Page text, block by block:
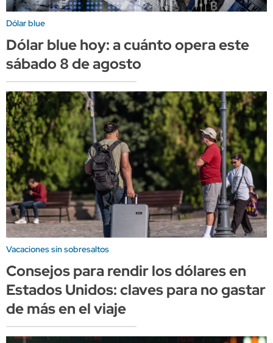
Dólar blue
Dólar blue hoy: a cuánto opera este
sábado 8 de agosto
Vacaciones sin sobresaltos
Consejos para rendir los dólares en
Estados Unidos: claves para no gastar
de más en el viaje